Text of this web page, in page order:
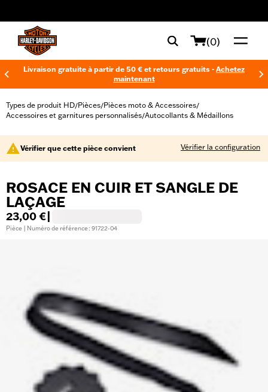
(0)
Livraison gratuite à partir de 50 € et retours gratuits - Achetez
maintenant
Types de produit HD/Pièces/Pièces moto & Accessoires/
Accessoires et garnitures personnalisés/Autocollants & Médaillons
Vérifier que cette pièce convient Vérifier la configuration
ROSACE EN CUIR ET SANGLE DE
LAÇAGE
23,00 €
Pièce | Numéro de référence : 91722-04